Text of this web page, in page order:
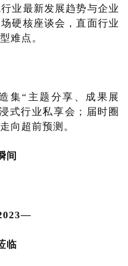
业最新发展趋势与企业
硬核座谈会，直面行业
难点。
集“主题分享、成果展
式行业私享会；届时圈
向超前预测。
间
临